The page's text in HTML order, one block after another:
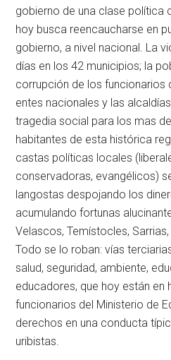
gobierno de una clase política
hoy busca reencaucharse en
gobierno, a nivel nacional. La
días en los 42 municipios; la
corrupción de los funcionarios
entes nacionales y las
tragedia social para los mas
habitantes de esta histórica
castas políticas locales
conservadoras, evangélicos)
langostas despojando los
acumulando fortunas
Velascos, Temístocles,
Todo se lo roban: vías
salud, seguridad, ambiente,
educadores, que hoy están en
funcionarios del Ministerio de
derechos en una conducta
uribistas.